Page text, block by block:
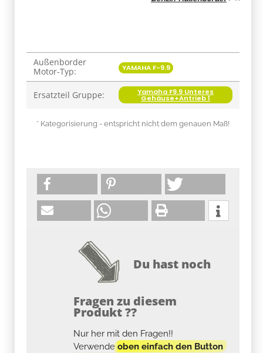
Produkteigenschaft
Wert
Außenborder
Motor-Typ:
YAMAHA F-9.9
Ersatzteil Gruppe: Yamaha F9.9 Unteres
Gehäuse+Antrieb 1
* Kategorisierung - entspricht nicht dem genauen Maß!
Du hast noch
Fragen zu diesem
Produkt ??
Nur her mit den Fragen!!
Verwendeoben einfach den Button